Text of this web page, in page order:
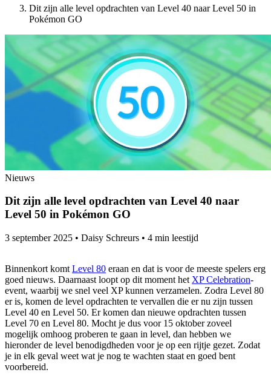
Dit zijn alle level opdrachten van Level 40 naar Level 50 in
Pokémon GO
Nieuws
Dit zijn alle level opdrachten van Level 40 naar
Level 50 in Pokémon GO
3 september 2025 • Daisy Schreurs • 4 min leestijd
Binnenkort komt Level 80 eraan en dat is voor de meeste spelers erg
goed nieuws. Daarnaast loopt op dit moment het XP Celebration-
event, waarbij we snel veel XP kunnen verzamelen. Zodra Level 80
er is, komen de level opdrachten te vervallen die er nu zijn tussen
Level 40 en Level 50. Er komen dan nieuwe opdrachten tussen
Level 70 en Level 80. Mocht je dus voor 15 oktober zoveel
mogelijk omhoog proberen te gaan in level, dan hebben we
hieronder de level benodigdheden voor je op een rijtje gezet. Zodat
je in elk geval weet wat je nog te wachten staat en goed bent
voorbereid.